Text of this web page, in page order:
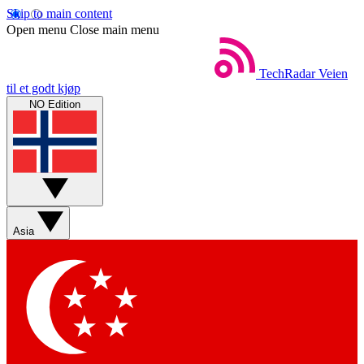
Skip to main content
Open menu Close main menu
TechRadar Veien
til et godt kjøp
NO Edition
Asia